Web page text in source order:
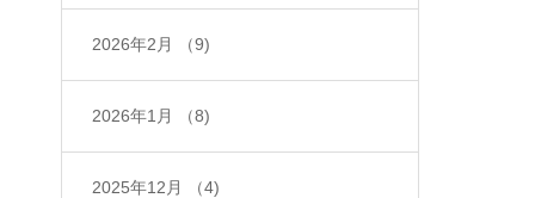
2026年2月 （9)
2026年1月 （8)
2025年12月 （4)